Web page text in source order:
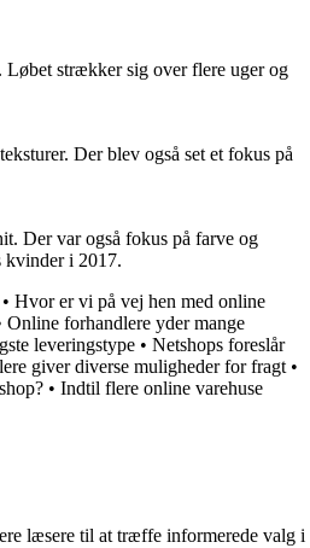
Løbet strækker sig over flere uger og
Der blev også set et fokus på
Der var også fokus på farve og
kvinder i 2017.
• Hvor er vi på vej hen med online
Online forhandlere yder mange
leveringstype • Netshops foreslår
giver diverse muligheder for fragt •
• Indtil flere online varehuse
læsere til at træffe informerede valg i